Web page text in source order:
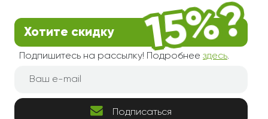
Хотите скидку
Подпишитесь на рассылку! Подробнее здесь.
Подписаться